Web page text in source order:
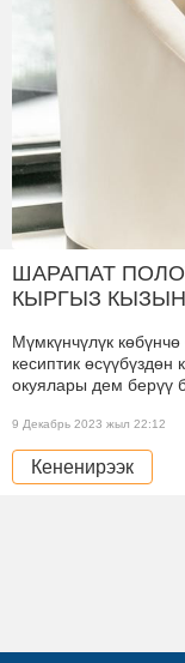
ШАРАПАТ
КЫРГЫЗ
Мүмкүнчүлүк
кесиптик өсүүбүздөн
окуялары дем берүү
9 Декабрь 2023 жыл 22:12
Кененирээк